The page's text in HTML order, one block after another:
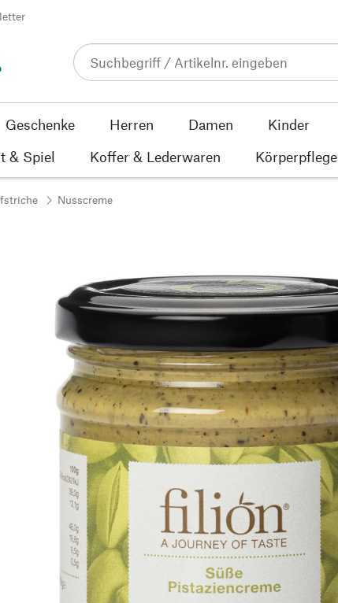
Geschenke Herren Damen Kinder
& Spiel
Koffer & Lederwaren Körperpflege
Nusscreme